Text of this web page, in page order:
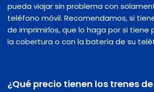
pueda viajar sin problema con
teléfono móvil. Recomendamos, si
de imprimirlos, que lo haga por si tiene
la cobertura o con la batería de su
¿Qué precio tienen los trenes